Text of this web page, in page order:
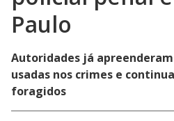
Paulo
Autoridades já
usadas nos crimes e
foragidos